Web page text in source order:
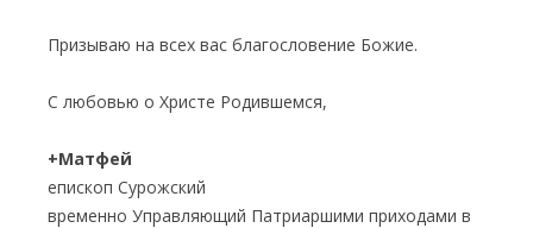
Призываю на всех вас благословение Божие.
С любовью о Христе Родившемся,
+Матфей
епископ Сурожский
временно Управляющий Патриаршими приходами в